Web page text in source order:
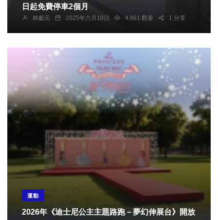
日起免費停車2個月
林獻元 2025年六月10日 4,861 觀看 1 分享
運動
2026年《迪士尼公主主題路跑－夢幻伸展台》開放